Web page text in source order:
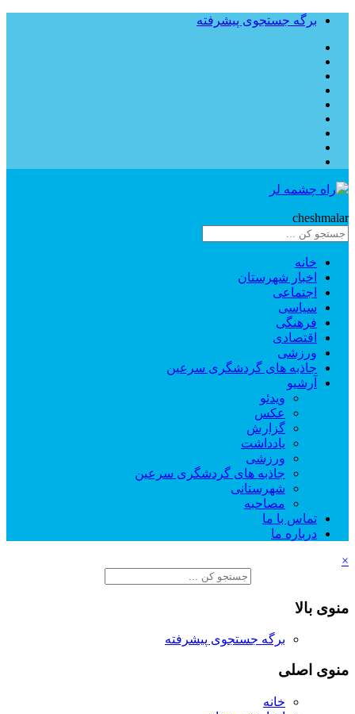
برگه جستجوی پیشرفته
cheshmalar
خانه
اخبار شهرستان
اجتماعی
سیاسی
فرهنگی
اقتصادی
ورزشی
جاذبه های گردشگری سرعین
آرشیو
ویدئو
عکس
گزارش
یادداشت
ورزشی
جاذبه های گردشگری سرعین
شهرستانی
مصاحبه
تماس با ما
درباره ما
×
منوی بالا
برگه جستجوی پیشرفته
منوی اصلی
خانه